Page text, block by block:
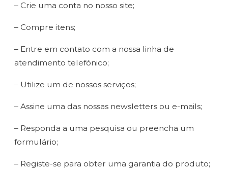
– Crie uma conta no nosso site;
– Compre itens;
– Entre em contato com a nossa linha de
atendimento telefónico;
– Utilize um de nossos serviços;
– Assine uma das nossas newsletters ou e-mails;
– Responda a uma pesquisa ou preencha um
formulário;
– Registe-se para obter uma garantia do produto;